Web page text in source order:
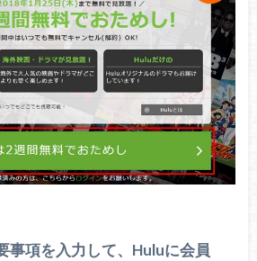
事項を入力して、Huluに会員